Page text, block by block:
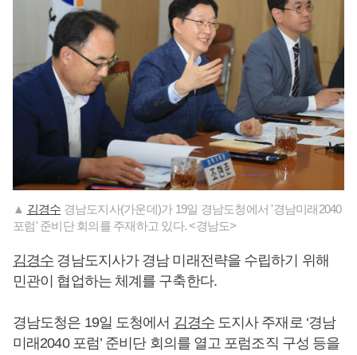
▲ 김경수 경남도지사(가운데)가 19일 경남도청에서 '경남미래2040
포럼' 준비단 회의를 주재하고 있다. <경남도>
김경수 경남도지사가 경남 미래전략을 수립하기 위해
민관이 협업하는 체계를 구축한다.
경남도청은 19일 도청에서 김경수도지사 주재로 ‘경남
미래2040 포럼’ 준비단 회의를 열고 포럼조직 구성 등을